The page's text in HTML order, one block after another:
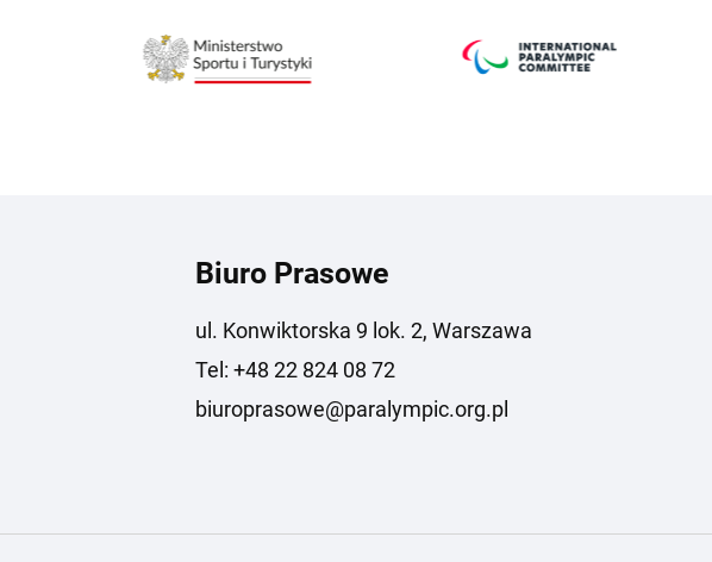
Biuro Prasowe
ul. Konwiktorska 9 lok. 2, Warszawa
Tel: +48 22 824 08 72
biuroprasowe@paralympic.org.pl